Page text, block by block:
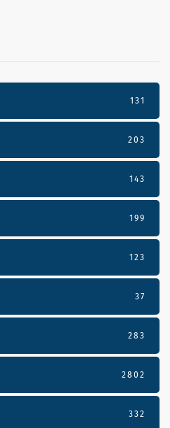
131
203
143
199
123
37
283
2802
332